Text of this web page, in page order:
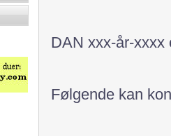
DAN xxx-år-xxxx
Følgende kan